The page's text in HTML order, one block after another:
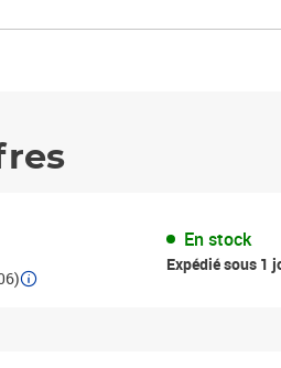
En stock
Expédié sous 1